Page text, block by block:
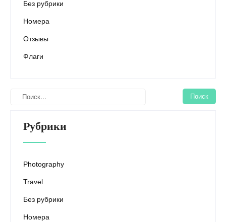
Без рубрики
Номера
Отзывы
Флаги
Рубрики
Photography
Travel
Без рубрики
Номера